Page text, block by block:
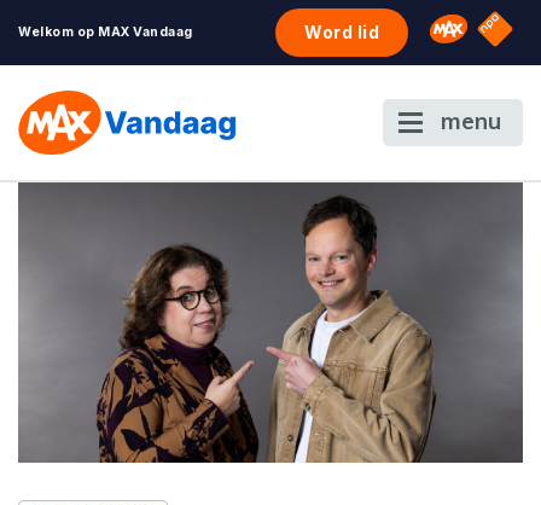
Welkom op MAX Vandaag Word lid Omroep
NPO
menu